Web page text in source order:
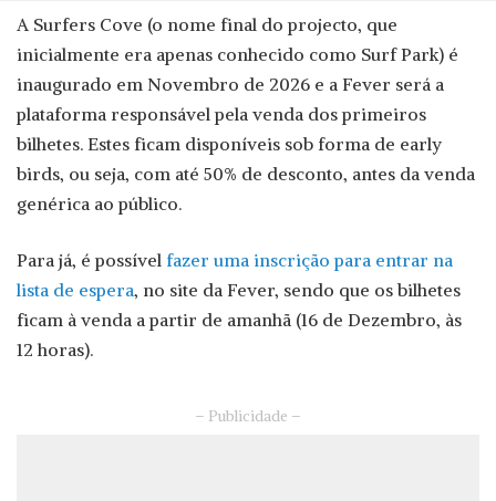
A Surfers Cove (o nome final do projecto, que
inicialmente era apenas conhecido como Surf Park) é
inaugurado em Novembro de 2026 e a Fever será a
plataforma responsável pela venda dos primeiros
bilhetes. Estes ficam disponíveis sob forma de early
birds, ou seja, com até 50% de desconto, antes da venda
genérica ao público.
Para já, é possível fazer uma inscrição para entrar na
lista de espera, no site da Fever, sendo que os bilhetes
ficam à venda a partir de amanhã (16 de Dezembro, às
12 horas).
– Publicidade –